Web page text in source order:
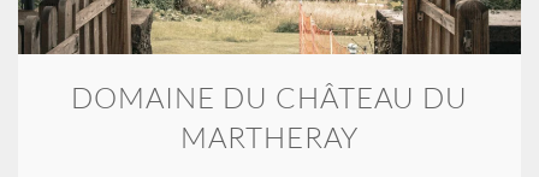
DOMAINE DU CHÂTEAU DU
MARTHERAY